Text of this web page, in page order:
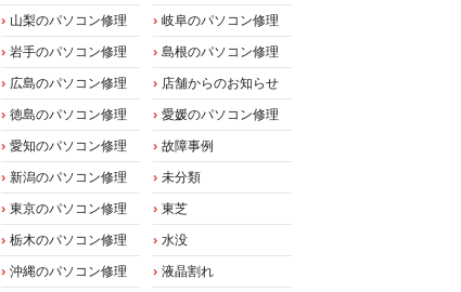
山梨のパソコン修理
岐阜のパソコン修理
岩手のパソコン修理
島根のパソコン修理
広島のパソコン修理
店舗からのお知らせ
徳島のパソコン修理
愛媛のパソコン修理
愛知のパソコン修理
故障事例
新潟のパソコン修理
未分類
東京のパソコン修理
東芝
栃木のパソコン修理
水没
沖縄のパソコン修理
液晶割れ